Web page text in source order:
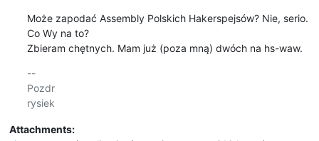
Może zapodać Assembly Polskich Hakerspejsów? Nie, serio.
Co Wy na to?
Zbieram chętnych. Mam już (poza mną) dwóch na hs-waw.
--
Pozdr
Attachments: